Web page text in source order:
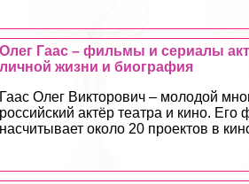
Олег Гаас – фильмы и сериалы
личной жизни и биография
Гаас Олег Викторович – молодой
российский актёр театра и кино.
насчитывает около 20 проектов в